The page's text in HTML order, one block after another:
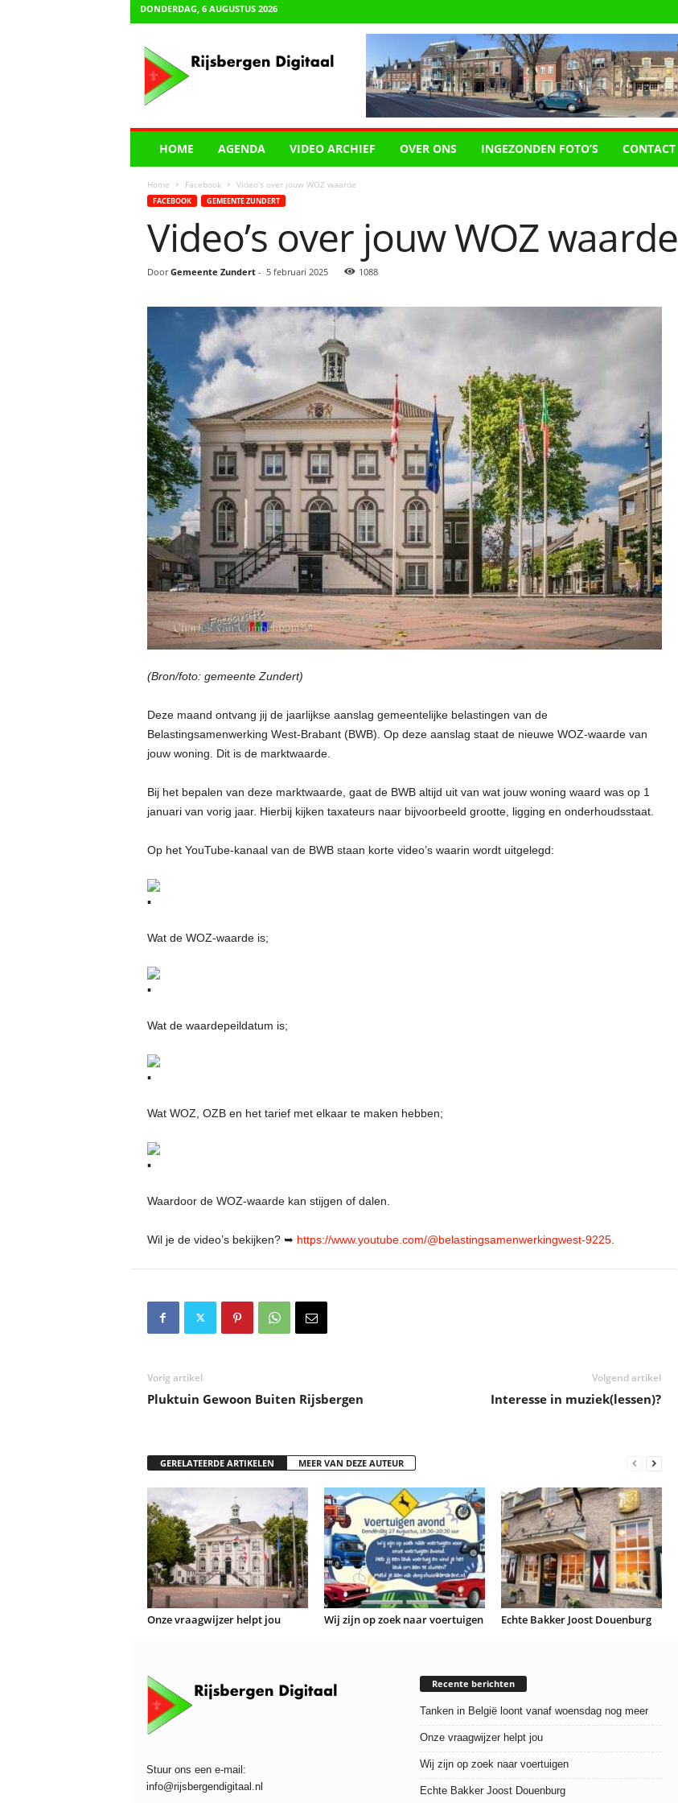
DONDERDAG, 6 AUGUSTUS 2026
HOME AGENDA VIDEO ARCHIEF OVER ONS INGEZONDEN FOTO’S CONTACT
Home Facebook Video’s over jouw WOZ waarde
FACEBOOK GEMEENTE ZUNDERT
Video’s over jouw WOZ waarde
Door Gemeente Zundert- 5 februari 2025 1088
(Bron/foto: gemeente Zundert)
Deze maand ontvang jij de jaarlijkse aanslag gemeentelijke belastingen van de
Belastingsamenwerking West-Brabant (BWB). Op deze aanslag staat de nieuwe WOZ-waarde van
jouw woning. Dit is de marktwaarde.
Bij het bepalen van deze marktwaarde, gaat de BWB altijd uit van wat jouw woning waard was op 1
januari van vorig jaar. Hierbij kijken taxateurs naar bijvoorbeeld grootte, ligging en onderhoudsstaat.
Op het YouTube-kanaal van de BWB staan korte video’s waarin wordt uitgelegd:
Wat de WOZ-waarde is;
Wat de waardepeildatum is;
Wat WOZ, OZB en het tarief met elkaar te maken hebben;
Waardoor de WOZ-waarde kan stijgen of dalen.
Wil je de video’s bekijken? ➥ https://www.youtube.com/@belastingsamenwerkingwest-9225.
Vorig artikel
Pluktuin Gewoon Buiten Rijsbergen
Volgend artikel
Interesse in muziek(lessen)?
GERELATEERDE ARTIKELEN MEER VAN DEZE AUTEUR
Onze vraagwijzer helpt jou Wij zijn op zoek naar voertuigen Echte Bakker Joost Douenburg
Stuur ons een e-mail:
info@rijsbergendigitaal.nl
Recente berichten
Tanken in België loont vanaf woensdag nog meer
Onze vraagwijzer helpt jou
Wij zijn op zoek naar voertuigen
Echte Bakker Joost Douenburg